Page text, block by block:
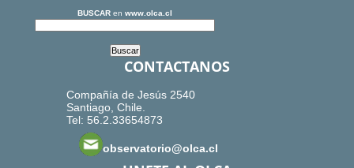
BUSCAR en www.olca.cl
CONTACTANOS
Compañía de Jesús 2540
Santiago, Chile.
Tel: 56.2.33654873
observatorio@olca.cl